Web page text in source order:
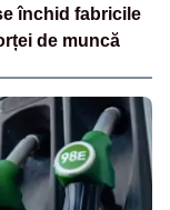
închid fabricile
de muncă